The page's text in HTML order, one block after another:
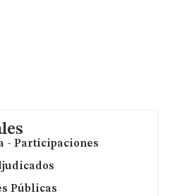
- Participaciones
Públicas